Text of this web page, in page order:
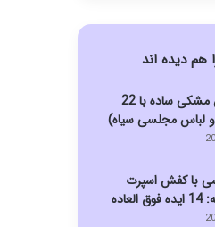
هم دیده اند
تزیین لباس مشکی ساده با 22
و لباس مجلسی سیاه)
با کفش اسپرت